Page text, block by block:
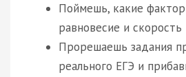
Поймешь, какие
равновесие и скорость
Прорешаешь задания
реального ЕГЭ и